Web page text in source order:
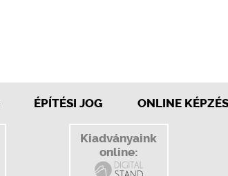
ÉPÍTÉSI JOG ONLINE
Kiadványaink
online: